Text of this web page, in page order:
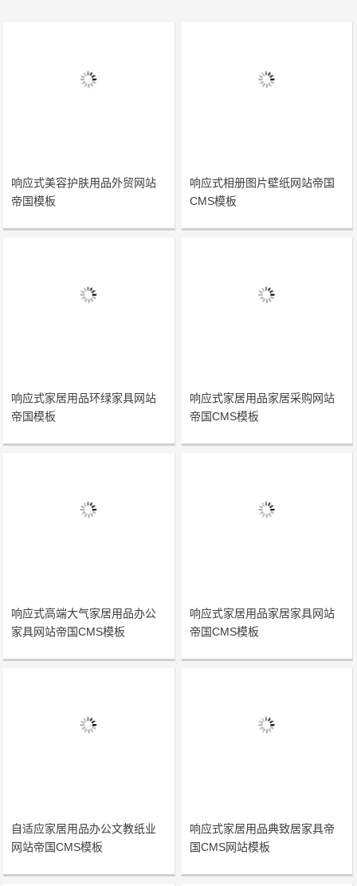
响应式美容护肤用品外贸网站
帝国模板
响应式相册图片壁纸网站帝国
CMS模板
响应式家居用品环绿家具网站
帝国模板
响应式家居用品家居采购网站
帝国CMS模板
响应式高端大气家居用品办公
家具网站帝国CMS模板
响应式家居用品家居家具网站
帝国CMS模板
自适应家居用品办公文教纸业
网站帝国CMS模板
响应式家居用品典致居家具帝
国CMS网站模板